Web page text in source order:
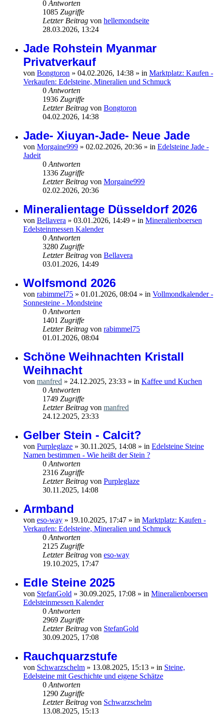
0 Antworten
1085 Zugriffe
Letzter Beitrag von hellemondseite
28.03.2026, 13:24
Jade Rohstein Myanmar
Privatverkauf
von Bongtoron » 04.02.2026, 14:38 » in Marktplatz: Kaufen -
Verkaufen: Edelsteine, Mineralien und Schmuck
0 Antworten
1936 Zugriffe
Letzter Beitrag von Bongtoron
04.02.2026, 14:38
Jade- Xiuyan-Jade- Neue Jade
von Morgaine999 » 02.02.2026, 20:36 » in Edelsteine Jade -
Jadeit
0 Antworten
1336 Zugriffe
Letzter Beitrag von Morgaine999
02.02.2026, 20:36
Mineralientage Düsseldorf 2026
von Bellavera » 03.01.2026, 14:49 » in Mineralienboersen
Edelsteinmessen Kalender
0 Antworten
3280 Zugriffe
Letzter Beitrag von Bellavera
03.01.2026, 14:49
Wolfsmond 2026
von rabimmel75 » 01.01.2026, 08:04 » in Vollmondkalender -
Sonnesteine - Mondsteine
0 Antworten
1401 Zugriffe
Letzter Beitrag von rabimmel75
01.01.2026, 08:04
Schöne Weihnachten Kristall
Weihnacht
von manfred » 24.12.2025, 23:33 » in Kaffee und Kuchen
0 Antworten
1749 Zugriffe
Letzter Beitrag von manfred
24.12.2025, 23:33
Gelber Stein - Calcit?
von Purpleglaze » 30.11.2025, 14:08 » in Edelsteine Steine
Namen bestimmen - Wie heißt der Stein ?
0 Antworten
2316 Zugriffe
Letzter Beitrag von Purpleglaze
30.11.2025, 14:08
Armband
von eso-way » 19.10.2025, 17:47 » in Marktplatz: Kaufen -
Verkaufen: Edelsteine, Mineralien und Schmuck
0 Antworten
2125 Zugriffe
Letzter Beitrag von eso-way
19.10.2025, 17:47
Edle Steine 2025
von StefanGold » 30.09.2025, 17:08 » in Mineralienboersen
Edelsteinmessen Kalender
0 Antworten
2969 Zugriffe
Letzter Beitrag von StefanGold
30.09.2025, 17:08
Rauchquarzstufe
von Schwarzschelm » 13.08.2025, 15:13 » in Steine,
Edelsteine mit Geschichte und eigene Schätze
0 Antworten
1290 Zugriffe
Letzter Beitrag von Schwarzschelm
13.08.2025, 15:13